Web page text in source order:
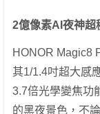
2億像素AI夜神超
HONOR Magic8
其1/1.4吋超大感
3.7倍光學變焦功
的黑夜景色，不